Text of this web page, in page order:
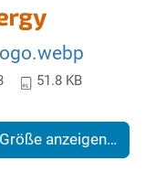
51.8 KB
anzeigen…